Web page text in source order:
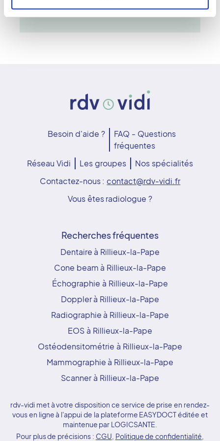
neurologiques, articulaires et viscérales.
Besoin d'aide ?
FAQ - Questions
fréquentes
Réseau Vidi
Les groupes
Nos spécialités
Contactez-nous : contact@rdv-vidi.fr
Vous êtes radiologue ?
Recherches fréquentes
Dentaire à Rillieux-la-Pape
Cone beam à Rillieux-la-Pape
Échographie à Rillieux-la-Pape
Doppler à Rillieux-la-Pape
Radiographie à Rillieux-la-Pape
EOS à Rillieux-la-Pape
Ostéodensitométrie à Rillieux-la-Pape
Mammographie à Rillieux-la-Pape
Scanner à Rillieux-la-Pape
rdv-vidi met à votre disposition ce service de prise en rendez-
vous en ligne à l'appui de la plateforme EASYDOCT éditée et
maintenue par LOGICSANTE.
Pour plus de précisions : CGU Politique de confidentialité